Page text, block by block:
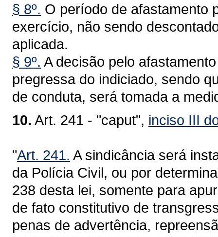
§ 8º. O período de afastamento
exercício, não sendo
aplicada.
§ 9º. A decisão pelo
pregressa do indiciado, sendo
de conduta, será tomada a
10. Art. 241 - "caput", inciso III
"Art. 241. A sindicância será
da Polícia Civil, ou por
238 desta lei, somente para
de fato constitutivo de
penas de advertência,